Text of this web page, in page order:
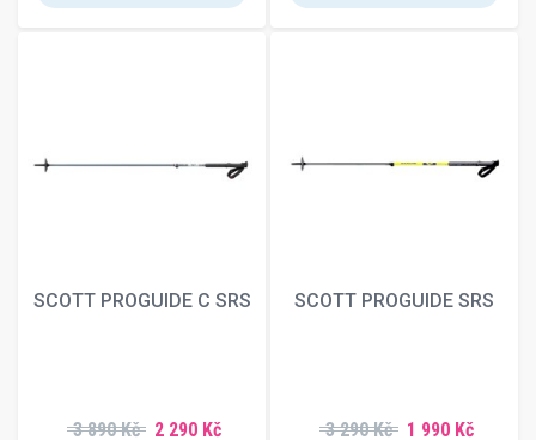
SCOTT PROGUIDE C SRS
3 890 Kč 2 290 Kč
SCOTT PROGUIDE SRS
3 290 Kč 1 990 Kč